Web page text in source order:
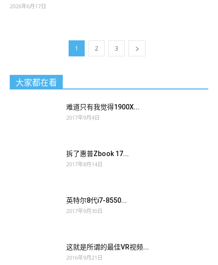
2026年6月17日
1 2 3
大家都在看
难道只有我觉得1900X...
2017年9月4日
拆了惠普Zbook 17...
2017年8月14日
英特尔8代i7-8550...
2017年9月30日
这就是所谓的最佳VR视频...
2016年9月21日